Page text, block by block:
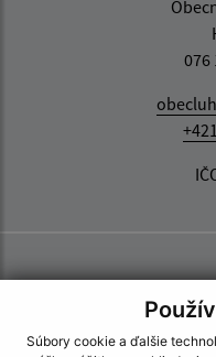
Súbory cookie a ďalšie
076